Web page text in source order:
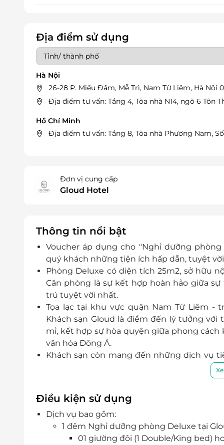
Địa điểm sử dụng
Hà Nội
26-28 P. Miếu Đầm, Mễ Trì, Nam Từ Liêm, Hà Nội
Địa điểm tư vấn: Tầng 4, Tòa nhà N14, ngõ 6 Tôn
Hồ Chí Minh
Địa điểm tư vấn: Tầng 8, Tòa nhà Phương Nam,
Đơn vị cung cấp
Gloud Hotel
Thông tin nổi bật
Voucher áp dụng cho "Nghỉ dưỡng
quý khách những tiện ích hấp dẫn, tuyệt
Phòng Deluxe có diện tích 25m2, sở hữu
Căn phòng là sự kết hợp hoàn hảo giữa
trú tuyệt vời nhất.
Tọa lạc tại khu vực quận Nam Từ Liêm -
Khách sạn Gloud là điểm đến lý tưởng
mỉ, kết hợp sự hòa quyện giữa phong
văn hóa Đông Á.
Khách sạn còn mang đến những dịch vụ
ăn đặc sắc từ cả ẩm thực Việt Nam và
cocktail thú vị, phòng họp và sự kiện hiện
Với dịch vụ chuyên nghiệp và không gian
khách một kỳ nghỉ hoàn hảo và đáng nhớ tại
Điều kiện sử dụng
Dịch vụ bao gồm:
1 đêm Nghỉ dưỡng phòng Deluxe tại
01 giường đôi (1 Double/King bed)